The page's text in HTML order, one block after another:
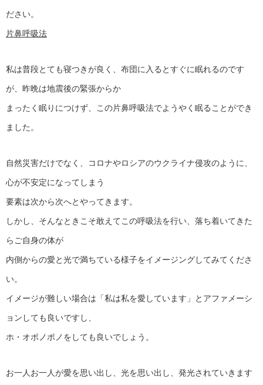
ださい。
片鼻呼吸法
私は普段とても寝つきが良く、布団に入るとすぐに眠れるのです
が、昨晩は地震後の緊張からか
まったく眠りにつけず、この片鼻呼吸法でようやく眠ることができ
ました。
自然災害だけでなく、コロナやロシアのウクライナ侵攻のように、
心が不安定になってしまう
要素は次から次へとやってきます。
しかし、そんなときこそ敢えてこの呼吸法を行い、落ち着いてきた
らご自身の体が
内側からの愛と光で満ちている様子をイメージングしてみてくださ
い。
イメージが難しい場合は「私は私を愛しています」とアファメーシ
ョンしても良いですし、
ホ・オポノポノをしても良いでしょう。
お一人お一人が愛を思い出し、光を思い出し、発光されていきます